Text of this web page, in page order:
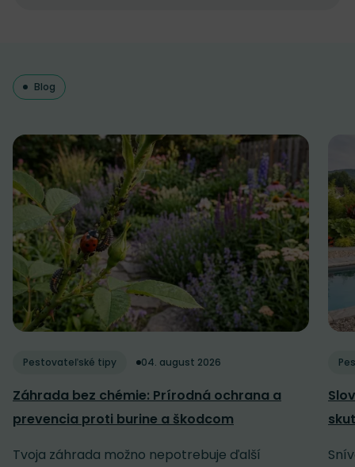
Blog
Pestovateľské tipy 04. august 2026
Záhrada bez chémie: Prírodná ochrana a
prevencia proti burine a škodcom
Tvoja záhrada možno nepotrebuje ďalší